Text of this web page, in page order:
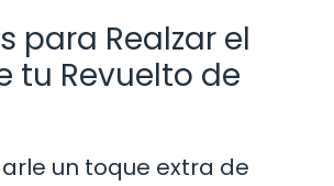
para Realzar el
tu Revuelto de
un toque extra de